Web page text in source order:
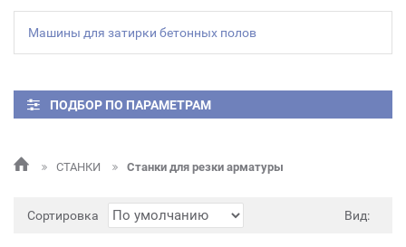
Машины для затирки бетонных полов
ПОДБОР ПО ПАРАМЕТРАМ
СТАНКИ Станки для резки арматуры
Сортировка Вид: